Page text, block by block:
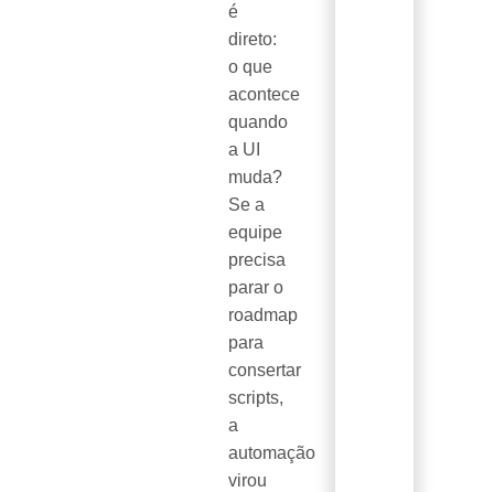
é
direto:
o que
acontece
quando
a UI
muda?
Se a
equipe
precisa
parar o
roadmap
para
consertar
scripts,
a
automação
virou